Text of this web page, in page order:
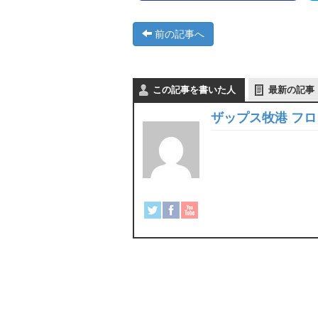
前の記事へ
この記事を書いた人 最新の記事
ザップス牧港 フロ